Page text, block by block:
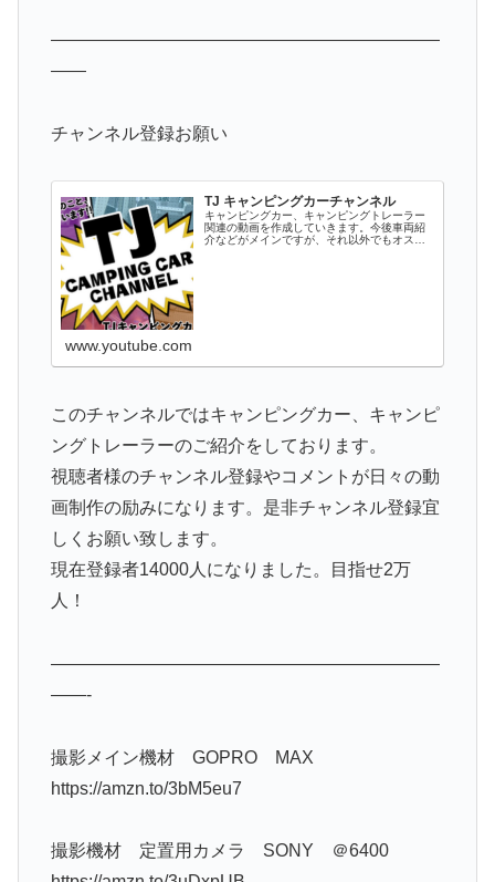
——————————————————————
——
チャンネル登録お願い
TJ キャンピングカーチャンネル
キャンピングカー、キャンピングトレーラー
関連の動画を作成していきます。今後車両紹
介などがメインですが、それ以外でもオスス
www.youtube.com
このチャンネルではキャンピングカー、キャンピ
ングトレーラーのご紹介をしております。
視聴者様のチャンネル登録やコメントが日々の動
画制作の励みになります。是非チャンネル登録宜
しくお願い致します。
現在登録者14000人になりました。目指せ2万
人！
——————————————————————
——-
撮影メイン機材 GOPRO MAX
https://amzn.to/3bM5eu7
撮影機材 定置用カメラ SONY ＠6400